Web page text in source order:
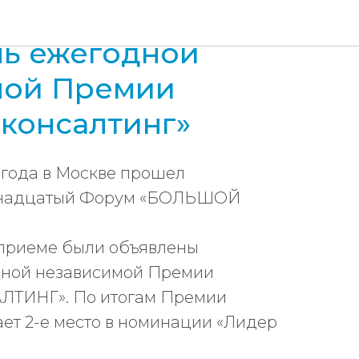
–
ежегодной
Премии
года в Москве прошел
Форум «БОЛЬШОЙ
были объявлены
независимой Премии
По итогам Премии
2-е место в номинации «Лидер